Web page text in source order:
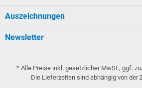
Auszeichnungen
Newsletter
* Alle Preise inkl. gesetzlicher MwSt., ggf.
Die Lieferzeiten sind abhängig von der